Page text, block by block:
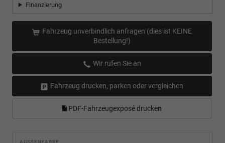
Finanzierung
Fahrzeug unverbindlich anfragen (dies ist KEINE
Bestellung!)
Wir rufen Sie an
Fahrzeug drucken, parken oder vergleichen
PDF-Fahrzeugexposé drucken